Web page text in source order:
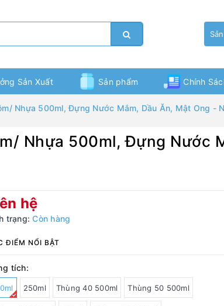
Sản Xuất Sản phẩm Chính
Nhựa 500ml, Đựng Nước Mắm, Dầu Ăn, Mật Ong -
Nhựa 500ml, Đựng Nước
hệ
trạng: Còn hàng
ĐIỂM NỔI BẬT
tích:
250ml Thùng 40 500ml Thùng 50 500ml